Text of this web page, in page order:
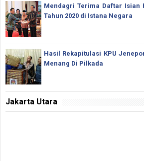
Mendagri Terima Daftar Isian
Tahun 2020 di Istana Negara
Hasil Rekapitulasi KPU
Menang Di Pilkada
Jakarta Utara